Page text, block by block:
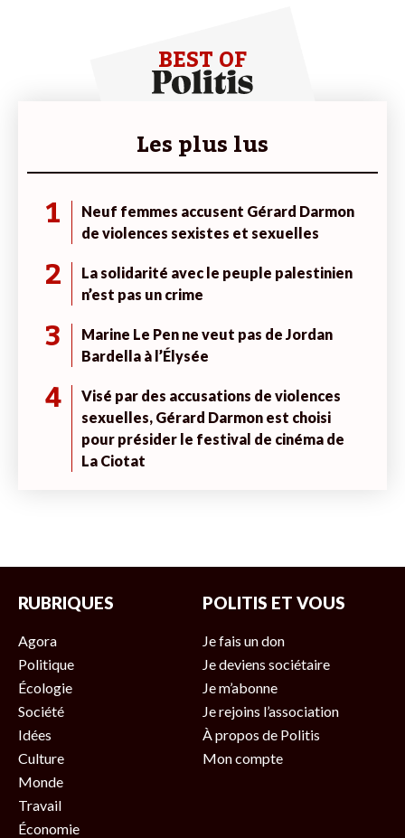
BEST OF
Les plus lus
1
Neuf femmes accusent Gérard Darmon
de violences sexistes et sexuelles
2
La solidarité avec le peuple palestinien
n’est pas un crime
3
Marine Le Pen ne veut pas de Jordan
Bardella à l’Élysée
4
Visé par des accusations de violences
sexuelles, Gérard Darmon est choisi
pour présider le festival de cinéma de
La Ciotat
RUBRIQUES
Agora
Politique
Écologie
Société
Idées
Culture
Monde
Travail
Économie
POLITIS ET VOUS
Je fais un don
Je deviens sociétaire
Je m’abonne
Je rejoins l’association
À propos de Politis
Mon compte